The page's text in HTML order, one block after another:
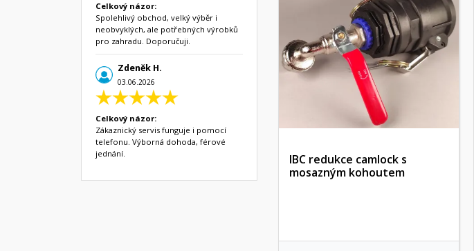
Celkový názor:
Spolehlivý obchod, velký výběr i
neobvyklých, ale potřebných výrobků
pro zahradu. Doporučuji.
Zdeněk H.
03.06.2026
Celkový názor:
Zákaznický servis funguje i pomocí
telefonu. Výborná dohoda, férové
jednání.
Rychlý náhled
IBC redukce camlock s
mosazným kohoutem